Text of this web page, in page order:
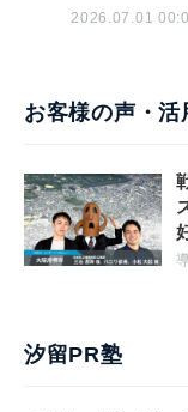
2026.07.01
お客様の声・活
汐留PR塾